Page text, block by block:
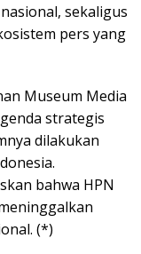
sekaligus
pers yang
Museum Media
strategis
dilakukan
bahwa HPN
(*)